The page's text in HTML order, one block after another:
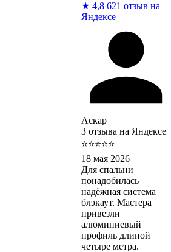
★ 4,8 621 отзыв на
Яндексе
Аскар
3 отзыва на Яндексе
⭐⭐⭐⭐⭐
18 мая 2026
Для спальни
понадобилась
надёжная система
блэкаут. Мастера
привезли
алюминиевый
профиль длиной
четыре метра.